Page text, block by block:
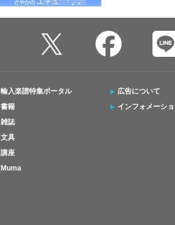
輸入楽譜特集ポータル
書籍
雑誌
文具
講座
Muma
広告について
インフォメーショ